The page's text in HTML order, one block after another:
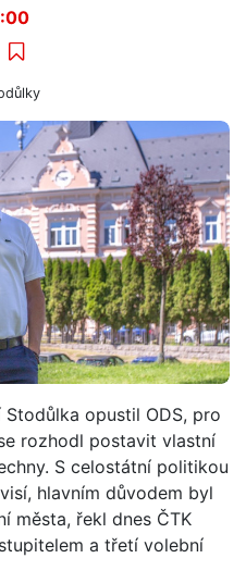
opustil ODS, pro
rozhodl postavit vlastní
S celostátní politikou
hlavním důvodem byl
města, řekl dnes ČTK
a třetí volební